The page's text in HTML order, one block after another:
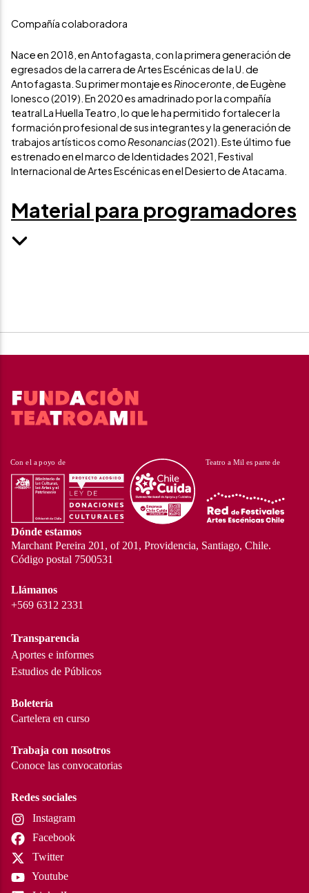
Compañía colaboradora
Nace en 2018, en Antofagasta, con la primera generación de
egresados de la carrera de Artes Escénicas de la U. de
Antofagasta. Su primer montaje es Rinoceronte , de Eugène
Ionesco (2019). En 2020 es amadrinado por la compañía
teatral La Huella Teatro, lo que le ha permitido fortalecer la
formación profesional de sus integrantes y la generación de
trabajos artísticos como Resonancias(2021). Este último fue
estrenado en el marco de Identidades 2021, Festival
Internacional de Artes Escénicas en el Desierto de Atacama.
Material para programadores
Dónde estamos
Marchant Pereira 201, of 201, Providencia, Santiago, Chile.
Código postal 7500531
Llámanos
+569 6312 2331
Transparencia
Aportes e informes
Estudios de Públicos
Boletería
Cartelera en curso
Trabaja con nosotros
Conoce las convocatorias
Redes sociales
Instagram
Facebook
Twitter
Youtube